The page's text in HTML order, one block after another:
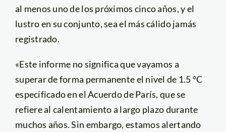
al menos uno de los próximos cinco años, y el
lustro en su conjunto, sea el más cálido jamás
registrado.
«Este informe no significa que vayamos a
superar de forma permanente el nivel de 1.5 °C
especificado en el Acuerdo de París, que se
refiere al calentamiento a largo plazo durante
muchos años. Sin embargo, estamos alertando